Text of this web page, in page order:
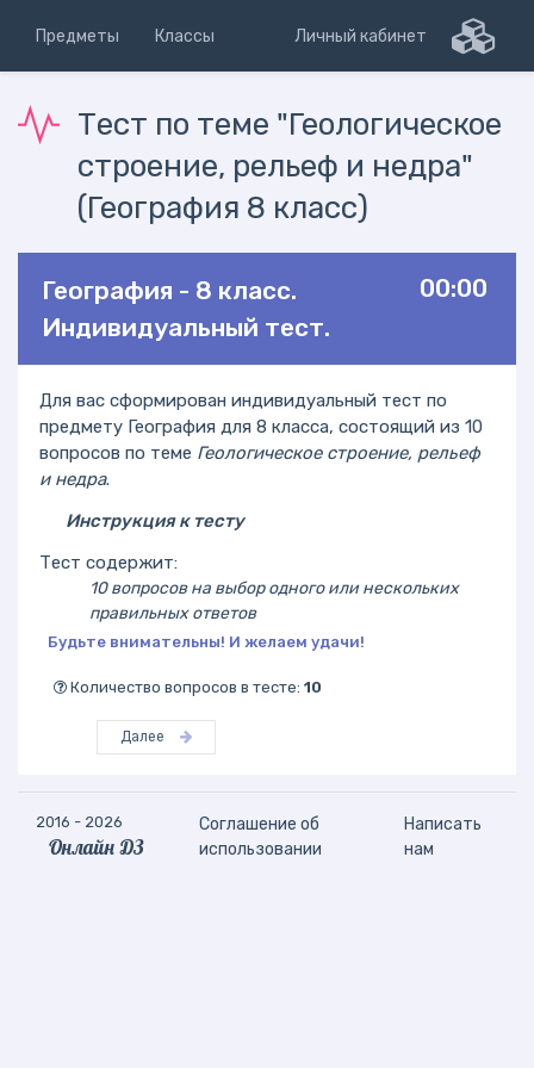
Предметы Классы Личный кабинет
Тест по теме "Геологическое
строение, рельеф и недра"
(География 8 класс)
00:00
География - 8 класс.
Индивидуальный тест.
Для вас сформирован индивидуальный тест по
предмету География для 8 класса, состоящий из 10
вопросов по теме Геологическое строение, рельеф
и недра.
Инструкция к тесту
Тест содержит:
10 вопросов на выбор одного или нескольких
правильных ответов
Будьте внимательны! И желаем удачи!
Количество вопросов в тесте: 10
Далее
2016 - 2026
Онлайн ДЗ
Соглашение об
использовании
Написать
нам